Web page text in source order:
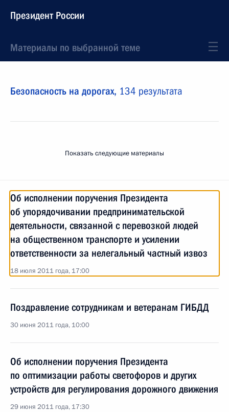
Президент России
Материалы по выбранной теме
Безопасность на дорогах, 134 результата
Показать следующие материалы
Об исполнении поручения Президента
об упорядочивании предпринимательской
деятельности, связанной с перевозкой людей
на общественном транспорте и усилении
ответственности за нелегальный частный извоз
18 июля 2011 года, 17:00
Поздравление сотрудникам и ветеранам ГИБДД
30 июня 2011 года, 10:00
Об исполнении поручения Президента
по оптимизации работы светофоров и других
устройств для регулирования дорожного движения
29 июня 2011 года, 17:30